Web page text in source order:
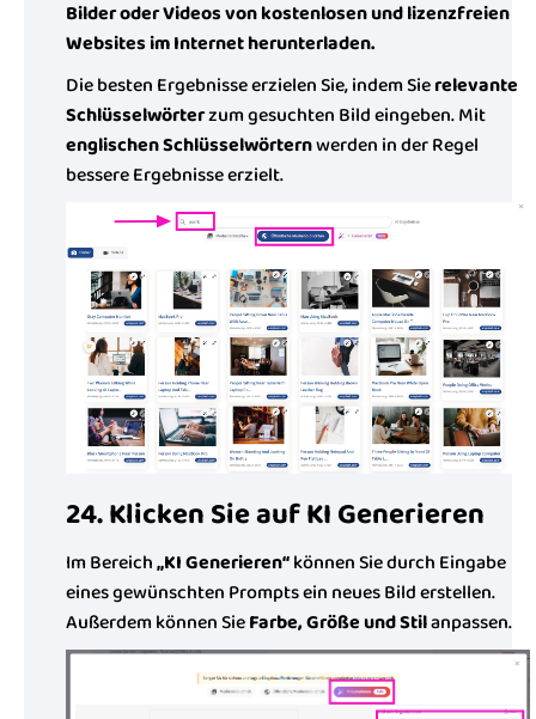
Bilder oder Videos von kostenlosen und lizenzfreien
Websites im Internet herunterladen.
Die besten Ergebnisse erzielen Sie, indem Sierelevante
Schlüsselwörterzum gesuchten Bild eingeben. Mit
englischen Schlüsselwörternwerden in der Regel
bessere Ergebnisse erzielt.
24. Klicken Sie auf KI Generieren
Im Bereich„KI Generieren“können Sie durch Eingabe
eines gewünschten Prompts ein neues Bild erstellen.
Außerdem können SieFarbe, Größe und Stilanpassen.